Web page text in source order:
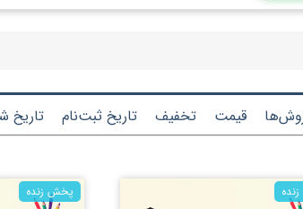
قیمت تخفیف تاریخ ثبت‌نام تاریخ
پخش زنده